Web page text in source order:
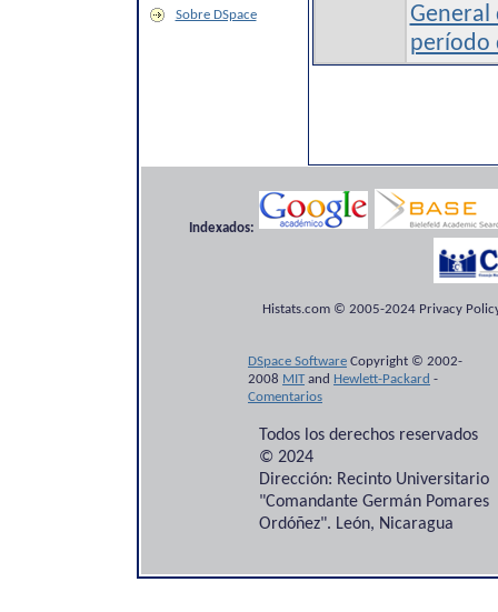
Sobre DSpace
General
período
Indexados:
Histats.com © 2005-2024 Privacy
DSpace Software Copyright © 2002-
2008 MITand Hewlett-Packard -
Comentarios
Todos los derechos reservados
© 2024
Dirección: Recinto Universitario
"Comandante Germán Pomares
Ordóñez". León, Nicaragua